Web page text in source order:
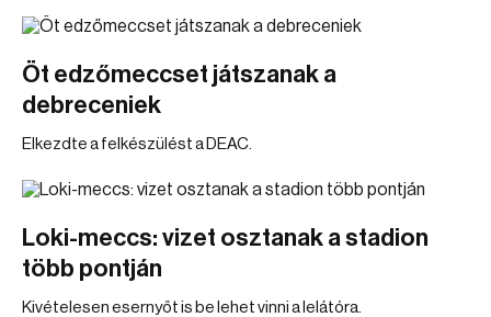
Öt edzőmeccset játszanak a
debreceniek
Elkezdte a felkészülést a DEAC.
Loki-meccs: vizet osztanak a stadion
több pontján
Kivételesen esernyőt is be lehet vinni a lelátóra.